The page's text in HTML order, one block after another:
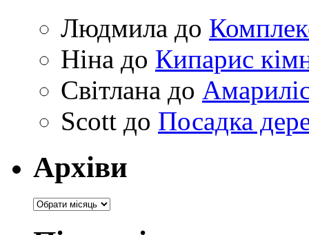
Людмила до
Ніна до Кипарис
Світлана до
Scott до Посадка
Архіви
Архіви